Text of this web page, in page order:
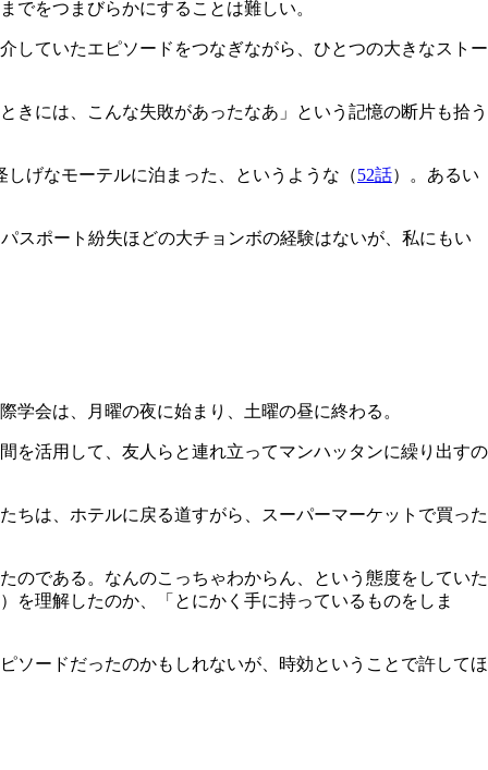
でをつまびらかにすることは難しい。
していたエピソードをつなぎながら、ひとつの大きなストー
には、こんな失敗があったなあ」という記憶の断片も拾う
げなモーテルに泊まった、というような（52話）。あるい
スポート紛失ほどの大チョンボの経験はないが、私にもい
会は、月曜の夜に始まり、土曜の昼に終わる。
を活用して、友人らと連れ立ってマンハッタンに繰り出すの
ちは、ホテルに戻る道すがら、スーパーマーケットで買った
のである。なんのこっちゃわからん、という態度をしていた
を理解したのか、「とにかく手に持っているものをしま
ードだったのかもしれないが、時効ということで許してほ